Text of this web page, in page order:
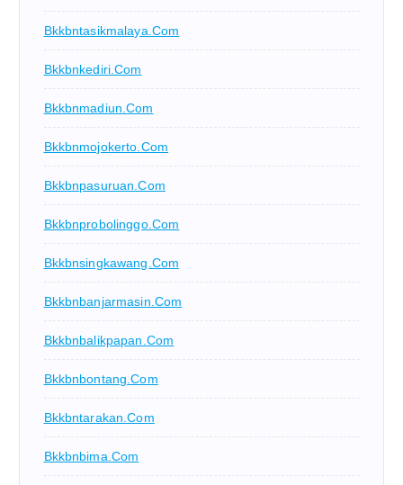
Bkkbntasikmalaya.com
Bkkbnkediri.com
Bkkbnmadiun.com
Bkkbnmojokerto.com
Bkkbnpasuruan.com
Bkkbnprobolinggo.com
Bkkbnsingkawang.com
Bkkbnbanjarmasin.com
Bkkbnbalikpapan.com
Bkkbnbontang.com
Bkkbntarakan.com
Bkkbnbima.com